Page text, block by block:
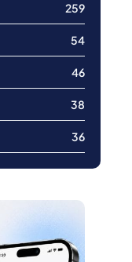
259
54
46
38
36